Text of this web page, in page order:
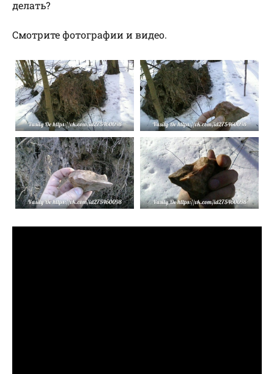
делать?
Смотрите фотографии и видео.